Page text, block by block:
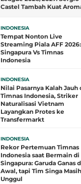
Castel Tambah Kuat
INDONESIA
Tempat Nonton Live
Streaming Piala AFF 2026:
Singapura Vs Timnas
Indonesia
INDONESIA
Nilai Pasarnya Kalah Jauh
Timnas Indonesia, Striker
Naturalisasi Vietnam
Layangkan Protes ke
Transfermarkt
INDONESIA
Rekor Pertemuan Timnas
Indonesia saat Bermain di
Singapura: Garuda Ganas
Awal, tapi Tim Singa Masih
Unggul